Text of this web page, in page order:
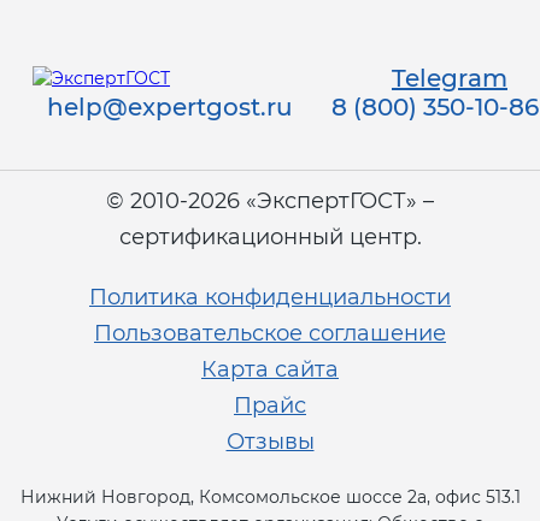
Telegram
help@expertgost.ru
8 (800) 350-10-86
© 2010-2026 «ЭкспертГОСТ» –
сертификационный центр.
Политика конфиденциальности
Пользовательское соглашение
Карта сайта
Прайс
Отзывы
Нижний Новгород, Комсомольское шоссе 2а, офис 513.1